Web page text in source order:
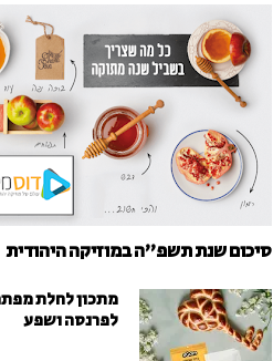
סיכום שנת תשפ"ה במוזיקה היהודית
מתכון לחלת
לפרנסה ושפע